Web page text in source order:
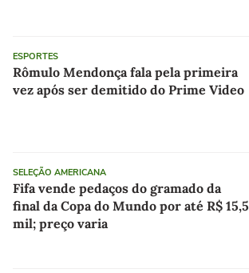
ESPORTES
Rômulo Mendonça fala pela primeira
vez após ser demitido do Prime Video
SELEÇÃO AMERICANA
Fifa vende pedaços do gramado da
final da Copa do Mundo por até R$ 15,5
mil; preço varia